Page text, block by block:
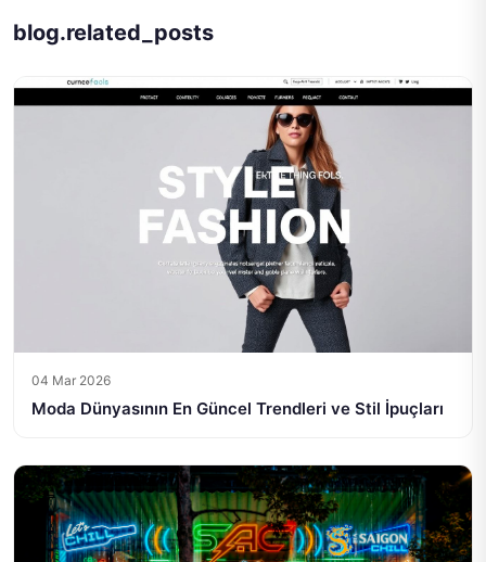
blog.related_posts
04 Mar 2026
Moda Dünyasının En Güncel Trendleri ve Stil İpuçları